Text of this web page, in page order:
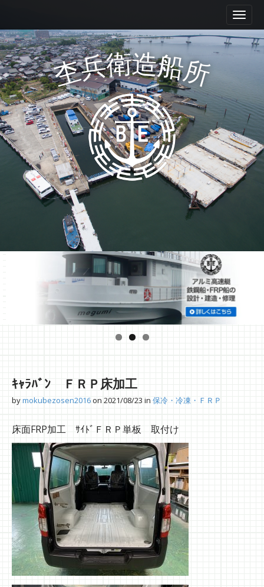
i
n
m
e
n
u
i
p
t
o
c
o
n
t
e
杢兵衛造船所
Mokube shipyard Co., Ltd.
ｷｬﾗﾊﾞﾝ ＦＲＰ床加工
bymokubezosen2016on 2021/08/23 in 保冷・冷凍・ＦＲＰ
床面FRP加工 ｻｲﾄﾞＦＲＰ単板 取付け